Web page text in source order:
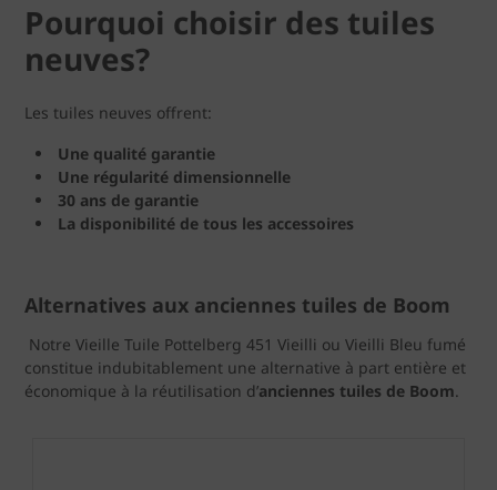
Pourquoi choisir des tuiles
neuves?
Les tuiles neuves offrent:
Une qualité garantie
Une régularité dimensionnelle
30 ans de garantie
La disponibilité de tous les accessoires
Alternatives aux anciennes tuiles de Boom
Notre Vieille Tuile Pottelberg 451 Vieilli ou Vieilli Bleu fumé
constitue indubitablement une alternative à part entière et
économique à la réutilisation d’anciennes tuiles de Boom.